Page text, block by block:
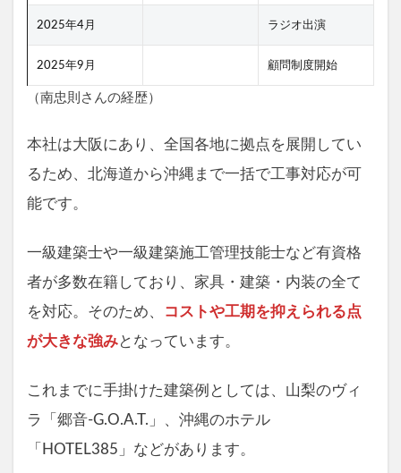
2025年4月 ラジオ出演
2025年9月 顧問制度開始
（南忠則さんの経歴）
本社は大阪にあり、全国各地に拠点を展開してい
るため、北海道から沖縄まで一括で工事対応が可
能です。
一級建築士や一級建築施工管理技能士など有資格
者が多数在籍しており、家具・建築・内装の全て
を対応。そのため、 コストや工期を抑えられる点
が大きな強みとなっています。
これまでに手掛けた建築例としては、山梨のヴィ
ラ「郷音‐G.O.A.T.」、沖縄のホテル
「HOTEL385」などがあります。